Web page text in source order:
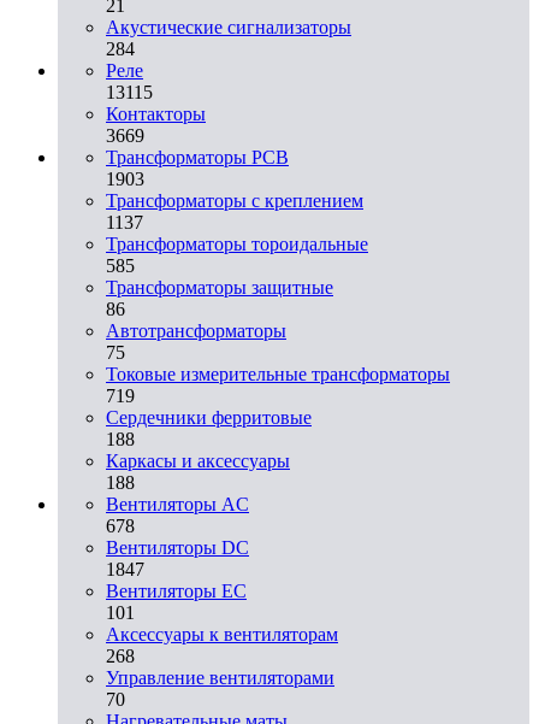
21
Акустические сигнализаторы
284
Реле
13115
Контакторы
3669
Трансформаторы PCB
1903
Трансформаторы с креплением
1137
Трансформаторы тороидальные
585
Трансформаторы защитные
86
Автотрансформаторы
75
Токовые измерительные трансформаторы
719
Сердечники ферритовые
188
Каркасы и аксессуары
188
Вентиляторы AC
678
Вентиляторы DC
1847
Вентиляторы EC
101
Аксессуары к вентиляторам
268
Управление вентиляторами
70